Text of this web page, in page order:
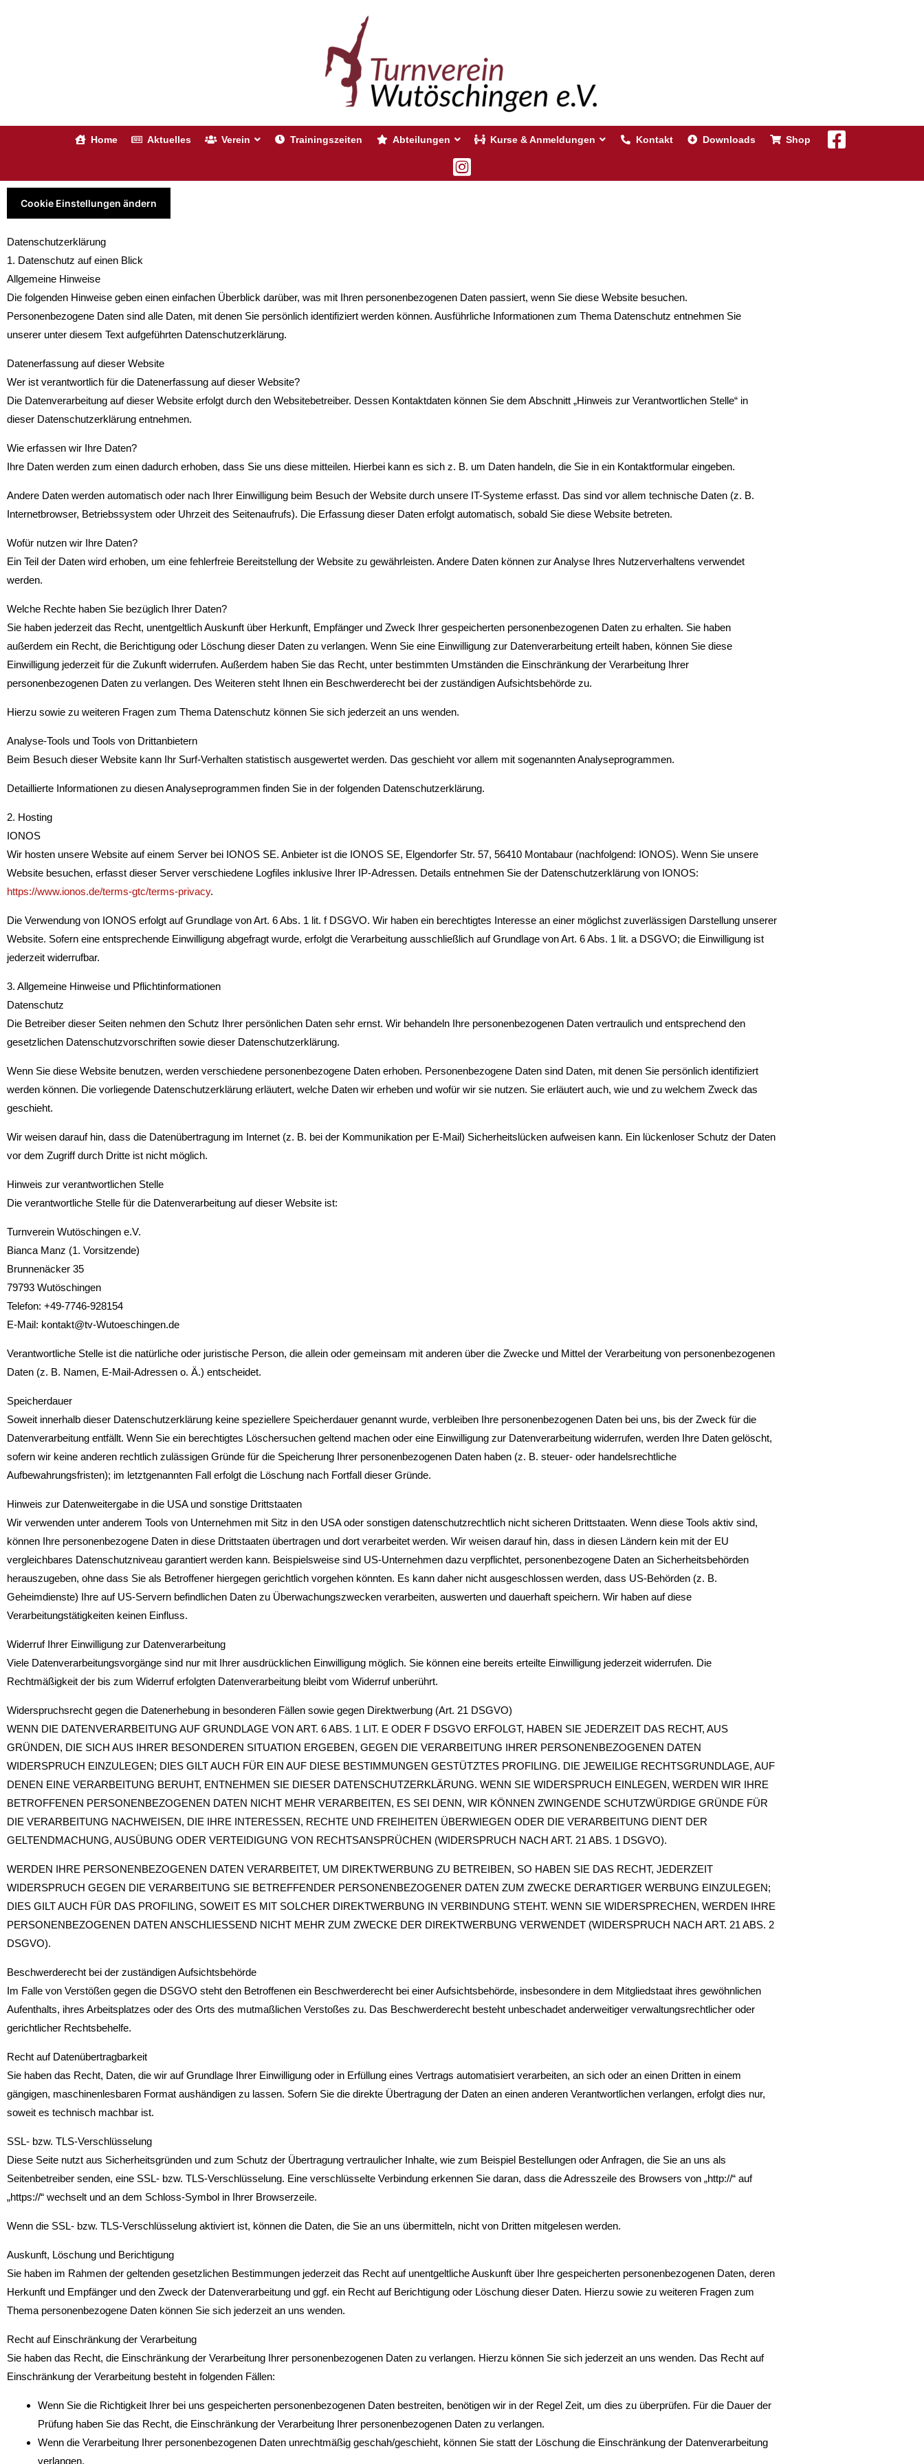
Home Aktuelles Verein Trainingszeiten Abteilungen Kurse & Anmeldungen Kontakt Downloads Shop
Cookie Einstellungen ändern
Datenschutz­erklärung
1. Datenschutz auf einen Blick
Allgemeine Hinweise
Die folgenden Hinweise geben einen einfachen Überblick darüber, was mit Ihren personenbezogenen Daten passiert, wenn Sie diese Website besuchen.
Personenbezogene Daten sind alle Daten, mit denen Sie persönlich identifiziert werden können. Ausführliche Informationen zum Thema Datenschutz entnehmen Sie
unserer unter diesem Text aufgeführten Datenschutzerklärung.
Datenerfassung auf dieser Website
Wer ist verantwortlich für die Datenerfassung auf dieser Website?
Die Datenverarbeitung auf dieser Website erfolgt durch den Websitebetreiber. Dessen Kontaktdaten können Sie dem Abschnitt „Hinweis zur Verantwortlichen Stelle“ in
dieser Datenschutzerklärung entnehmen.
Wie erfassen wir Ihre Daten?
Ihre Daten werden zum einen dadurch erhoben, dass Sie uns diese mitteilen. Hierbei kann es sich z. B. um Daten handeln, die Sie in ein Kontaktformular eingeben.
Andere Daten werden automatisch oder nach Ihrer Einwilligung beim Besuch der Website durch unsere IT-Systeme erfasst. Das sind vor allem technische Daten (z. B.
Internetbrowser, Betriebssystem oder Uhrzeit des Seitenaufrufs). Die Erfassung dieser Daten erfolgt automatisch, sobald Sie diese Website betreten.
Wofür nutzen wir Ihre Daten?
Ein Teil der Daten wird erhoben, um eine fehlerfreie Bereitstellung der Website zu gewährleisten. Andere Daten können zur Analyse Ihres Nutzerverhaltens verwendet
werden.
Welche Rechte haben Sie bezüglich Ihrer Daten?
Sie haben jederzeit das Recht, unentgeltlich Auskunft über Herkunft, Empfänger und Zweck Ihrer gespeicherten personenbezogenen Daten zu erhalten. Sie haben
außerdem ein Recht, die Berichtigung oder Löschung dieser Daten zu verlangen. Wenn Sie eine Einwilligung zur Datenverarbeitung erteilt haben, können Sie diese
Einwilligung jederzeit für die Zukunft widerrufen. Außerdem haben Sie das Recht, unter bestimmten Umständen die Einschränkung der Verarbeitung Ihrer
personenbezogenen Daten zu verlangen. Des Weiteren steht Ihnen ein Beschwerderecht bei der zuständigen Aufsichtsbehörde zu.
Hierzu sowie zu weiteren Fragen zum Thema Datenschutz können Sie sich jederzeit an uns wenden.
Analyse-Tools und Tools von Dritt­anbietern
Beim Besuch dieser Website kann Ihr Surf-Verhalten statistisch ausgewertet werden. Das geschieht vor allem mit sogenannten Analyseprogrammen.
Detaillierte Informationen zu diesen Analyseprogrammen finden Sie in der folgenden Datenschutzerklärung.
2. Hosting
IONOS
Wir hosten unsere Website auf einem Server bei IONOS SE. Anbieter ist die IONOS SE, Elgendorfer Str. 57, 56410 Montabaur (nachfolgend: IONOS). Wenn Sie unsere
Website besuchen, erfasst dieser Server verschiedene Logfiles inklusive Ihrer IP-Adressen. Details entnehmen Sie der Datenschutzerklärung von IONOS:
https://www.ionos.de/terms-gtc/terms-privacy.
Die Verwendung von IONOS erfolgt auf Grundlage von Art. 6 Abs. 1 lit. f DSGVO. Wir haben ein berechtigtes Interesse an einer möglichst zuverlässigen Darstellung unserer
Website. Sofern eine entsprechende Einwilligung abgefragt wurde, erfolgt die Verarbeitung ausschließlich auf Grundlage von Art. 6 Abs. 1 lit. a DSGVO; die Einwilligung ist
jederzeit widerrufbar.
3. Allgemeine Hinweise und Pflicht­informationen
Datenschutz
Die Betreiber dieser Seiten nehmen den Schutz Ihrer persönlichen Daten sehr ernst. Wir behandeln Ihre personenbezogenen Daten vertraulich und entsprechend den
gesetzlichen Datenschutzvorschriften sowie dieser Datenschutzerklärung.
Wenn Sie diese Website benutzen, werden verschiedene personenbezogene Daten erhoben. Personenbezogene Daten sind Daten, mit denen Sie persönlich identifiziert
werden können. Die vorliegende Datenschutzerklärung erläutert, welche Daten wir erheben und wofür wir sie nutzen. Sie erläutert auch, wie und zu welchem Zweck das
geschieht.
Wir weisen darauf hin, dass die Datenübertragung im Internet (z. B. bei der Kommunikation per E-Mail) Sicherheitslücken aufweisen kann. Ein lückenloser Schutz der Daten
vor dem Zugriff durch Dritte ist nicht möglich.
Hinweis zur verantwortlichen Stelle
Die verantwortliche Stelle für die Datenverarbeitung auf dieser Website ist:
Turnverein Wutöschingen e.V.
Bianca Manz (1. Vorsitzende)
Brunnenäcker 35
79793 Wutöschingen
Telefon: +49-7746-928154
E-Mail: kontakt@tv-Wutoeschingen.de
Verantwortliche Stelle ist die natürliche oder juristische Person, die allein oder gemeinsam mit anderen über die Zwecke und Mittel der Verarbeitung von personenbezogenen
Daten (z. B. Namen, E-Mail-Adressen o. Ä.) entscheidet.
Speicherdauer
Soweit innerhalb dieser Datenschutzerklärung keine speziellere Speicherdauer genannt wurde, verbleiben Ihre personenbezogenen Daten bei uns, bis der Zweck für die
Datenverarbeitung entfällt. Wenn Sie ein berechtigtes Löschersuchen geltend machen oder eine Einwilligung zur Datenverarbeitung widerrufen, werden Ihre Daten gelöscht,
sofern wir keine anderen rechtlich zulässigen Gründe für die Speicherung Ihrer personenbezogenen Daten haben (z. B. steuer- oder handelsrechtliche
Aufbewahrungsfristen); im letztgenannten Fall erfolgt die Löschung nach Fortfall dieser Gründe.
Hinweis zur Datenweitergabe in die USA und sonstige Drittstaaten
Wir verwenden unter anderem Tools von Unternehmen mit Sitz in den USA oder sonstigen datenschutzrechtlich nicht sicheren Drittstaaten. Wenn diese Tools aktiv sind,
können Ihre personenbezogene Daten in diese Drittstaaten übertragen und dort verarbeitet werden. Wir weisen darauf hin, dass in diesen Ländern kein mit der EU
vergleichbares Datenschutzniveau garantiert werden kann. Beispielsweise sind US-Unternehmen dazu verpflichtet, personenbezogene Daten an Sicherheitsbehörden
herauszugeben, ohne dass Sie als Betroffener hiergegen gerichtlich vorgehen könnten. Es kann daher nicht ausgeschlossen werden, dass US-Behörden (z. B.
Geheimdienste) Ihre auf US-Servern befindlichen Daten zu Überwachungszwecken verarbeiten, auswerten und dauerhaft speichern. Wir haben auf diese
Verarbeitungstätigkeiten keinen Einfluss.
Widerruf Ihrer Einwilligung zur Datenverarbeitung
Viele Datenverarbeitungsvorgänge sind nur mit Ihrer ausdrücklichen Einwilligung möglich. Sie können eine bereits erteilte Einwilligung jederzeit widerrufen. Die
Rechtmäßigkeit der bis zum Widerruf erfolgten Datenverarbeitung bleibt vom Widerruf unberührt.
Widerspruchsrecht gegen die Datenerhebung in besonderen Fällen sowie gegen Direktwerbung (Art. 21 DSGVO)
WENN DIE DATENVERARBEITUNG AUF GRUNDLAGE VON ART. 6 ABS. 1 LIT. E ODER F DSGVO ERFOLGT, HABEN SIE JEDERZEIT DAS RECHT, AUS
GRÜNDEN, DIE SICH AUS IHRER BESONDEREN SITUATION ERGEBEN, GEGEN DIE VERARBEITUNG IHRER PERSONENBEZOGENEN DATEN
WIDERSPRUCH EINZULEGEN; DIES GILT AUCH FÜR EIN AUF DIESE BESTIMMUNGEN GESTÜTZTES PROFILING. DIE JEWEILIGE RECHTSGRUNDLAGE, AUF
DENEN EINE VERARBEITUNG BERUHT, ENTNEHMEN SIE DIESER DATENSCHUTZERKLÄRUNG. WENN SIE WIDERSPRUCH EINLEGEN, WERDEN WIR IHRE
BETROFFENEN PERSONENBEZOGENEN DATEN NICHT MEHR VERARBEITEN, ES SEI DENN, WIR KÖNNEN ZWINGENDE SCHUTZWÜRDIGE GRÜNDE FÜR
DIE VERARBEITUNG NACHWEISEN, DIE IHRE INTERESSEN, RECHTE UND FREIHEITEN ÜBERWIEGEN ODER DIE VERARBEITUNG DIENT DER
GELTENDMACHUNG, AUSÜBUNG ODER VERTEIDIGUNG VON RECHTSANSPRÜCHEN (WIDERSPRUCH NACH ART. 21 ABS. 1 DSGVO).
WERDEN IHRE PERSONENBEZOGENEN DATEN VERARBEITET, UM DIREKTWERBUNG ZU BETREIBEN, SO HABEN SIE DAS RECHT, JEDERZEIT
WIDERSPRUCH GEGEN DIE VERARBEITUNG SIE BETREFFENDER PERSONENBEZOGENER DATEN ZUM ZWECKE DERARTIGER WERBUNG EINZULEGEN;
DIES GILT AUCH FÜR DAS PROFILING, SOWEIT ES MIT SOLCHER DIREKTWERBUNG IN VERBINDUNG STEHT. WENN SIE WIDERSPRECHEN, WERDEN IHRE
PERSONENBEZOGENEN DATEN ANSCHLIESSEND NICHT MEHR ZUM ZWECKE DER DIREKTWERBUNG VERWENDET (WIDERSPRUCH NACH ART. 21 ABS. 2
DSGVO).
Beschwerde­recht bei der zuständigen Aufsichts­behörde
Im Falle von Verstößen gegen die DSGVO steht den Betroffenen ein Beschwerderecht bei einer Aufsichtsbehörde, insbesondere in dem Mitgliedstaat ihres gewöhnlichen
Aufenthalts, ihres Arbeitsplatzes oder des Orts des mutmaßlichen Verstoßes zu. Das Beschwerderecht besteht unbeschadet anderweitiger verwaltungsrechtlicher oder
gerichtlicher Rechtsbehelfe.
Recht auf Daten­übertrag­barkeit
Sie haben das Recht, Daten, die wir auf Grundlage Ihrer Einwilligung oder in Erfüllung eines Vertrags automatisiert verarbeiten, an sich oder an einen Dritten in einem
gängigen, maschinenlesbaren Format aushändigen zu lassen. Sofern Sie die direkte Übertragung der Daten an einen anderen Verantwortlichen verlangen, erfolgt dies nur,
soweit es technisch machbar ist.
SSL- bzw. TLS-Verschlüsselung
Diese Seite nutzt aus Sicherheitsgründen und zum Schutz der Übertragung vertraulicher Inhalte, wie zum Beispiel Bestellungen oder Anfragen, die Sie an uns als
Seitenbetreiber senden, eine SSL- bzw. TLS-Verschlüsselung. Eine verschlüsselte Verbindung erkennen Sie daran, dass die Adresszeile des Browsers von „http://“ auf
„https://“ wechselt und an dem Schloss-Symbol in Ihrer Browserzeile.
Wenn die SSL- bzw. TLS-Verschlüsselung aktiviert ist, können die Daten, die Sie an uns übermitteln, nicht von Dritten mitgelesen werden.
Auskunft, Löschung und Berichtigung
Sie haben im Rahmen der geltenden gesetzlichen Bestimmungen jederzeit das Recht auf unentgeltliche Auskunft über Ihre gespeicherten personenbezogenen Daten, deren
Herkunft und Empfänger und den Zweck der Datenverarbeitung und ggf. ein Recht auf Berichtigung oder Löschung dieser Daten. Hierzu sowie zu weiteren Fragen zum
Thema personenbezogene Daten können Sie sich jederzeit an uns wenden.
Recht auf Einschränkung der Verarbeitung
Sie haben das Recht, die Einschränkung der Verarbeitung Ihrer personenbezogenen Daten zu verlangen. Hierzu können Sie sich jederzeit an uns wenden. Das Recht auf
Einschränkung der Verarbeitung besteht in folgenden Fällen:
Wenn Sie die Richtigkeit Ihrer bei uns gespeicherten personenbezogenen Daten bestreiten, benötigen wir in der Regel Zeit, um dies zu überprüfen. Für die Dauer der
Prüfung haben Sie das Recht, die Einschränkung der Verarbeitung Ihrer personenbezogenen Daten zu verlangen.
Wenn die Verarbeitung Ihrer personenbezogenen Daten unrechtmäßig geschah/geschieht, können Sie statt der Löschung die Einschränkung der Datenverarbeitung
verlangen.